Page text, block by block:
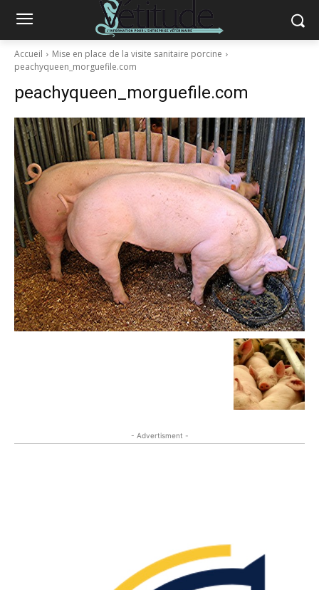
Accueil
Mise en place de la visite sanitaire porcine
peachyqueen_morguefile.com
peachyqueen_morguefile.com
- Advertisment -